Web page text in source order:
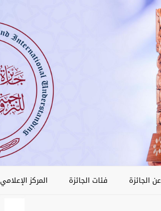
عن الجائزة فئات الجائزة المركز الإعلامي